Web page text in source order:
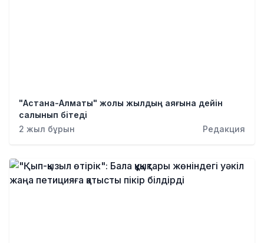
"Астана-Алматы" жолы жылдың аяғына дейін
салынып бітеді
2 жыл бұрын
Редакция